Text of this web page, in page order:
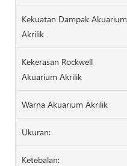
Kekuatan Dampak Akuarium
Akrilik
Kekerasan Rockwell
Akuarium Akrilik
Warna Akuarium Akrilik
Ukuran:
Ketebalan: